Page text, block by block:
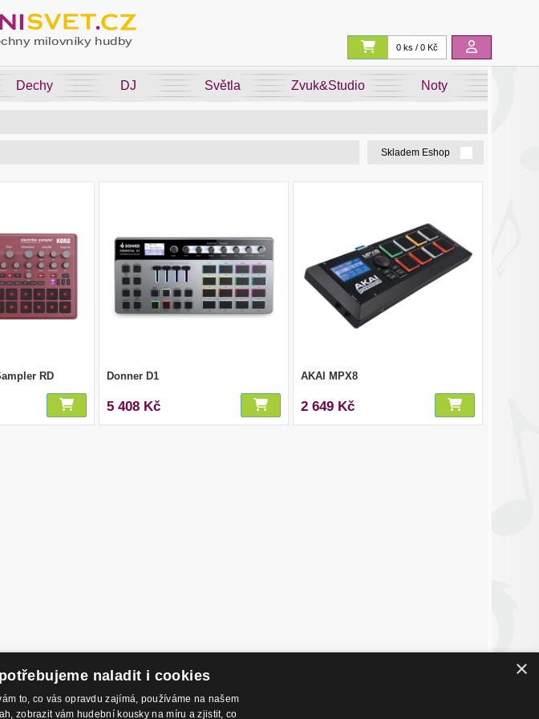
0 ks / 0 Kč
Dechy DJ Světla Zvuk&Studio Noty
Skladem Eshop
RD Donner D1
5 408 Kč
AKAI MPX8
2 649 Kč
×
naladit i cookies
to, co vás opravdu zajímá, používáme na našem
zobrazit vám hudební kousky na míru a zjistit, co